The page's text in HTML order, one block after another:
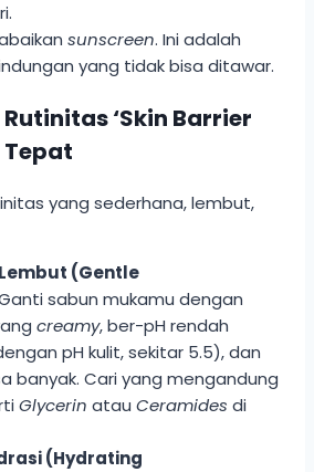
sunscreen. Ini adalah
yang tidak bisa ditawar.
‘Skin Barrier
Tepat
yang sederhana, lembut,
(Gentle
sabun mukamu dengan
creamy, ber-pH rendah
pH kulit, sekitar 5.5), dan
banyak. Cari yang mengandung
Glycerin atau Ceramides di
(Hydrating